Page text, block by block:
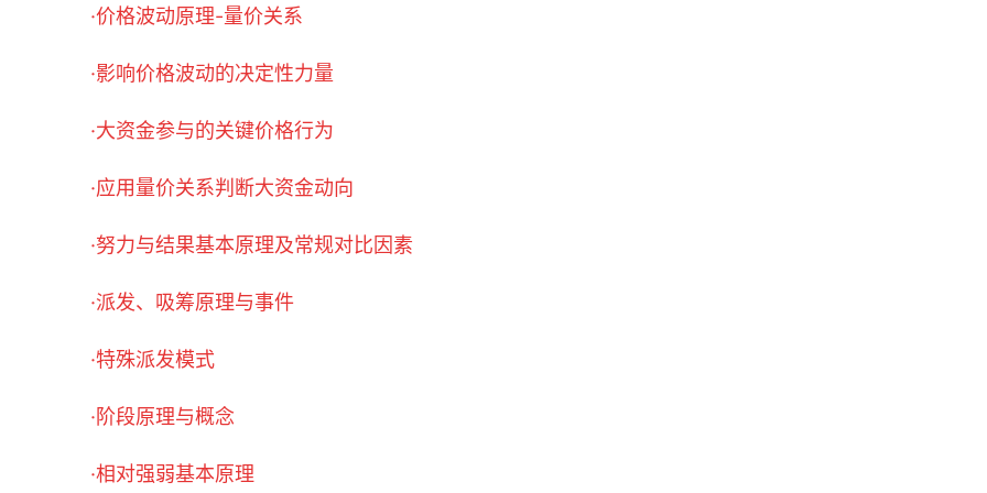
·价格波动原理-量价关系
·影响价格波动的决定性力量
·大资金参与的关键价格行为
·应用量价关系判断大资金动向
·努力与结果基本原理及常规对比因素
·派发、吸筹原理与事件
·特殊派发模式
·阶段原理与概念
·相对强弱基本原理